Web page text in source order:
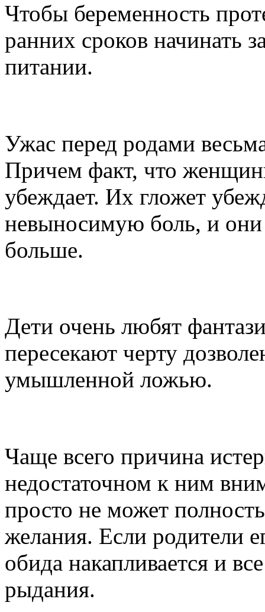
Чтобы беременность
ранних сроков начинать
питании.
Ужас перед родами
Причем факт, что
убеждает. Их гложет
невыносимую боль, и они
больше.
Дети очень любят
пересекают черту
умышленной ложью.
Чаще всего причина
недостаточном к ним
просто не может
желания. Если родители
обида накапливается и
рыдания.